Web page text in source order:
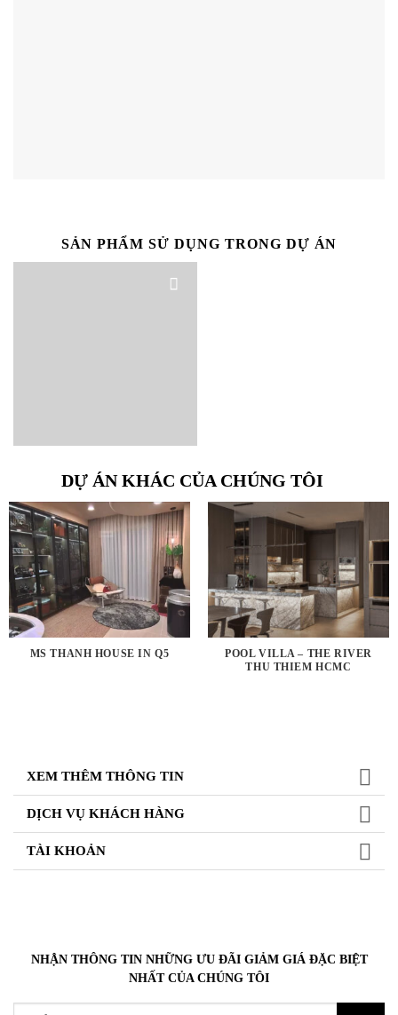
SẢN PHẨM SỬ DỤNG TRONG DỰ ÁN
MS THANH HOUSE IN Q5
POOL VILLA – THE RIVER
THU THIEM HCMC
XEM THÊM THÔNG TIN
DỊCH VỤ KHÁCH HÀNG
TÀI KHOẢN
NHẬN THÔNG TIN NHỮNG ƯU ĐÃI GIẢM GIÁ ĐẶC BIỆT
NHẤT CỦA CHÚNG TÔI